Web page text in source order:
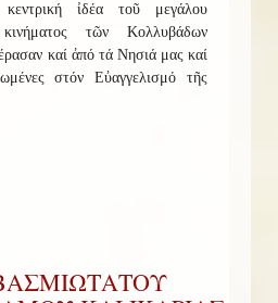
ἰδέα τοῦ μεγάλου
κινήματος τῶν Κολλυβάδων
καί ἀπό τά Νησιά μας καί
στόν Εὐαγγελισμό τῆς